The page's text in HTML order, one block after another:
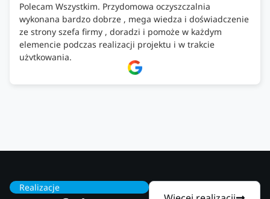
Polecam Wszystkim. Przydomowa oczyszczalnia
wykonana bardzo dobrze , mega wiedza i doświadczenie
ze strony szefa firmy , doradzi i pomoże w każdym
elemencie podczas realizacji projektu i w trakcie
użytkowania.
Firma godna zaufania. Tak trzymać!
Realizacje